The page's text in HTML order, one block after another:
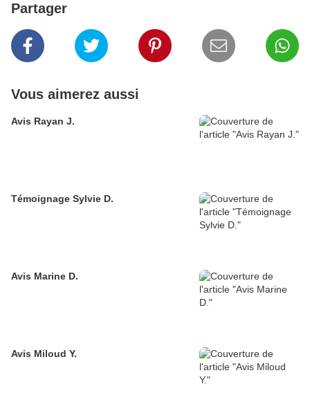
Partager
Vous aimerez aussi
Avis Rayan J.
Témoignage Sylvie D.
Avis Marine D.
Avis Miloud Y.